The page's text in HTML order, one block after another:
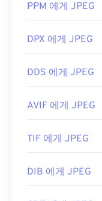
https://
PPM 에게 JPEG
DPX 에게 JPEG
DDS 에게 JPEG
AVIF 에게 JPEG
TIF 에게 JPEG
DIB 에게 JPEG